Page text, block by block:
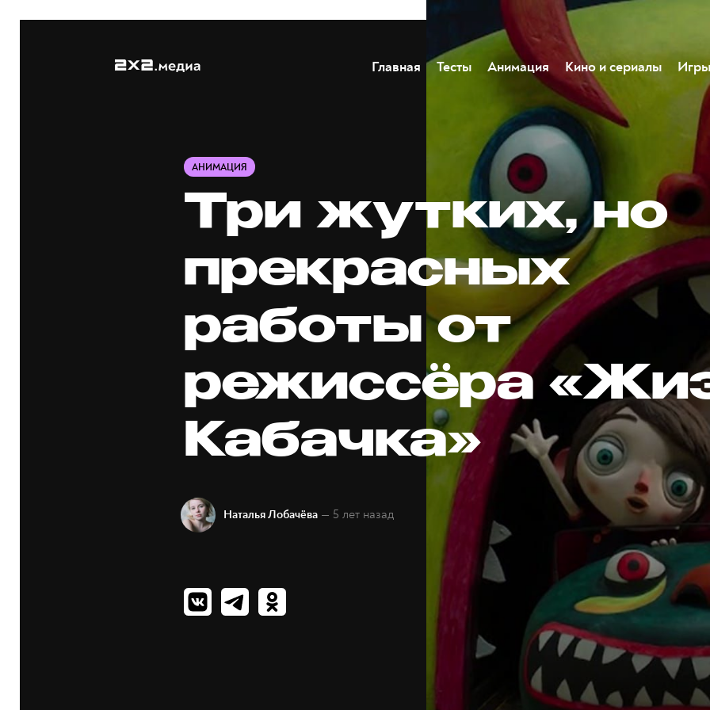
Главная Тесты Анимация Кино и сериалы Игры
АНИМАЦИЯ
Три жутких, но
прекрасных
работы от
режиссёра
Кабачка»
Наталья Лобачёва — 5 лет назад